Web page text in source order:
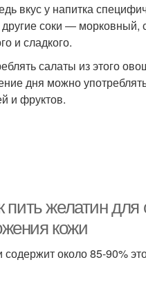
вкус у напитка
соки ― морковный,
и сладкого.
салаты из этого
дня можно
и фруктов.
пить желатин
кожи
около 85-90%